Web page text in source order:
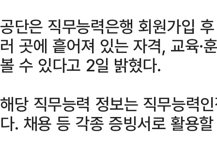
공단은 직무능력은행 회원가입
러 곳에 흩어져 있는 자격, 교육·
볼 수 있다고 2일 밝혔다.
해당 직무능력 정보는 직무능력
다. 채용 등 각종 증빙서로 활용